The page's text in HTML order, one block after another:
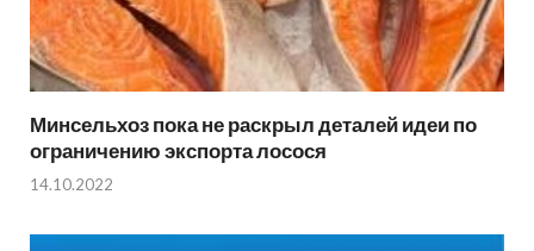
Минсельхоз пока не раскрыл деталей идеи по
ограничению экспорта лосося
14.10.2022